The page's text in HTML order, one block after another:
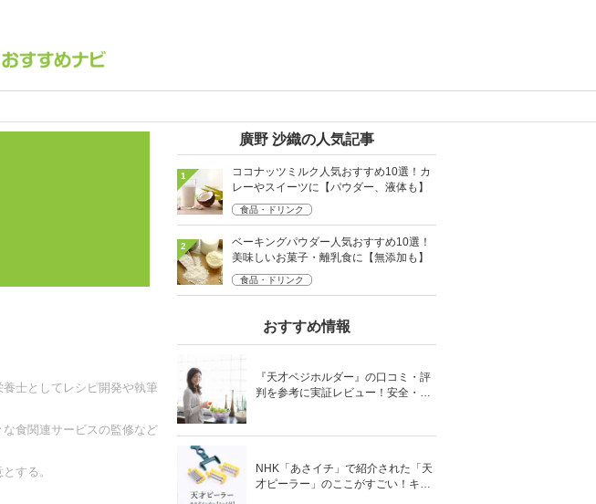
士としてレシピ開発や執筆
食関連サービスの監修など
する。
廣野 沙織の人気記事
1
ココナッツミルク人気おすすめ10選！カ
レーやスイーツに【パウダー、液体も】
食品・ドリンク
2
ベーキングパウダー人気おすすめ10選！
美味しいお菓子・離乳食に【無添加も】
食品・ドリンク
おすすめ情報
『天才ベジホルダー』の口コミ・評
判を参考に実証レビュー！安全・時
NHK「あさイチ」で紹介された「天
才ピーラー」のここがすごい！キャ